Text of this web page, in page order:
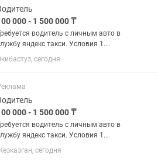
000 - 1 500 000 ₸
водитель с личным авто в
яндекс такси. Условия 1.
в свободное время. Можете
подключиться после работы и
заработок от 2500 в...
сегодня
000 - 1 500 000 ₸
водитель с личным авто в
яндекс такси. Условия 1.
в свободное время. Можете
подключиться после работы и
сегодня